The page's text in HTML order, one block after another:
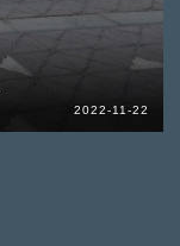
2022-11-22